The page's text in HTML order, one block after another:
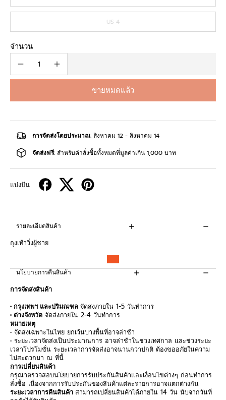
US 4
จำนวน
ขายหมดแล้ว
การจัดส่งโดยประมาณ: สิงหาคม 12 - สิงหาคม 14
จัดส่งฟรี: สำหรับคำสั่งซื้อทั้งหมดที่มูลค่าเกิน 1,000 บาท
แบ่งปัน
รายละเอียดสินค้า
ถุงเท้าวิ่งผู้ชาย
นโยบายการคืนสินค้า
การจัดส่งสินค้า
• กรุงเทพฯ และปริมณฑล จัดส่งภายใน 1-5 วันทำการ
• ต่างจังหวัด จัดส่งภายใน 2-4 วันทำการ
หมายเหตุ
• จัดส่งเฉพาะในไทย ยกเว้นบางพื้นที่อาจล่าช้า
• ระยะเวลาจัดส่งเป็นประมาณการ อาจล่าช้าในช่วงเทศกาล และช่วงระยะ
เวลาโปรโมชั่น ระยะเวลาการจัดส่งอาจนานกว่าปกติ ต้องขออภัยในความ
ไม่สะดวกมา ณ ที่นี้
การเปลี่ยนสินค้า
กรุณาตรวจสอบนโยบายการรับประกันสินค้าและเงื่อนไขต่างๆ ก่อนทำการ
สั่งซื้อ เนื่องจากการรับประกันของสินค้าแต่ละรายการอาจแตกต่างกัน
ระยะเวลาการคืนสินค้า สามารถเปลี่ยนสินค้าได้ภายใน 14 วัน นับจากวันที่